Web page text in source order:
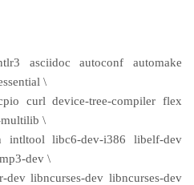
asciidoc autoconf automake
\
curl device-tree-compiler flex
\
intltool libc6-dev-i386 libelf-dev
dev \
libncurses-dev libncurses-dev